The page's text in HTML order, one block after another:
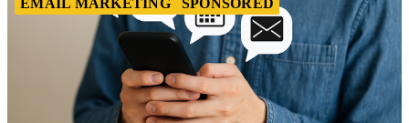
EMAIL MARKETING
SPONSORED